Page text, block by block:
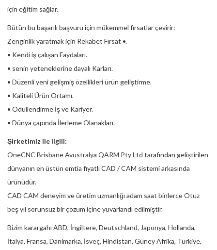
için eğitim sağlar.
Bütün bu başarılı başvuru için mükemmel fırsatlar çevirir:
Zenginlik yaratmak için Rekabet Fırsat •.
• Kendi iş çalışan Faydaları.
• senin yeteneklerine dayalı Karları.
• Düzenli yeni gelişmiş özellikleri ürün geliştirme.
• Kaliteli Ürün Ortamı.
• Ödüllendirme İş ve Kariyer.
• Dünya çapında İlerleme Olanakları.
Şirketimiz ile ilgili:
OneCNC Brisbane Avustralya QARM Pty Ltd tarafından geliştirilen
dünyanın en üstün emtia fiyatlı CAD / CAM sistemi arkasında
ürünüdür.
CAD CAM deneyim ve üretim uzmanlığı adam saat binlerce Otuz
beş yıl sorunsuz bir çözüm içine yuvarlandı edilmiştir.
Bizim karargahı ABD, İngiltere, Deutschland, Japonya, Hollanda,
İtalya, Fransa, Danimarka, İsveç, Hindistan, Güney Afrika, Türkiye,